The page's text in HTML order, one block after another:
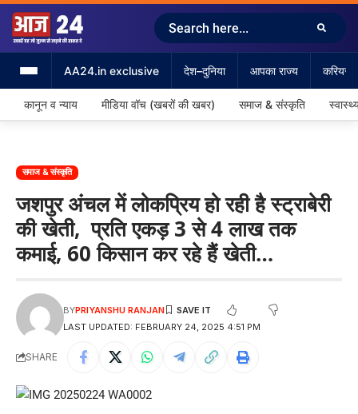
AA24.in exclusive देश–दुनिया आपका राज्य करियर
कानून व न्याय मीडिया वॉच (खबरों की खबर) समाज & संस्कृति
समाज & संस्कृति
जशपुर अंचल में लोकप्रिय हो रही है स्ट्राबेरी
की खेती, प्रति एकड़ 3 से 4 लाख तक
कमाई, 60 किसान कर रहे हैं खेती…
LAST UPDATED: FEBRUARY 24, 2025 4:51 PM
BYPRIYANSHU RANJAN
SHARE